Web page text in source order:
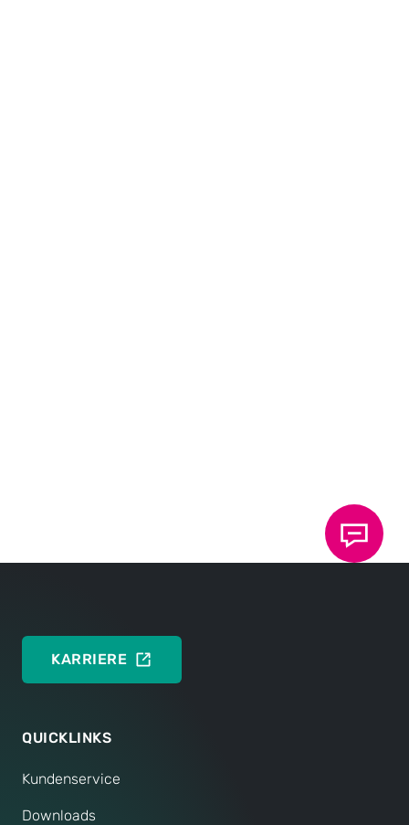
QUICKLINKS
Kundenservice
Downloads
KARRIERE